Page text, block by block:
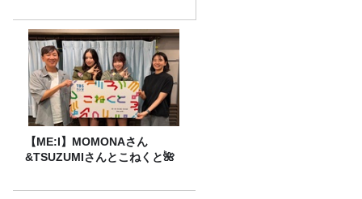
【ME:I】MOMONAさん
&TSUZUMIさんとこねくと🌺